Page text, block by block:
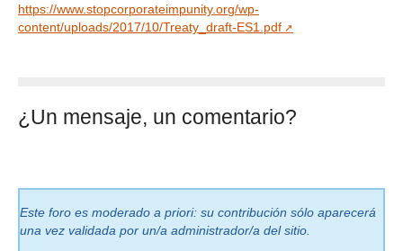
https://www.stopcorporateimpunity.org/wp-
content/uploads/2017/10/Treaty_draft-ES1.pdf
¿Un mensaje, un comentario?
Este foro es moderado a priori: su contribución sólo aparecerá
una vez validada por un/a administrador/a del sitio.